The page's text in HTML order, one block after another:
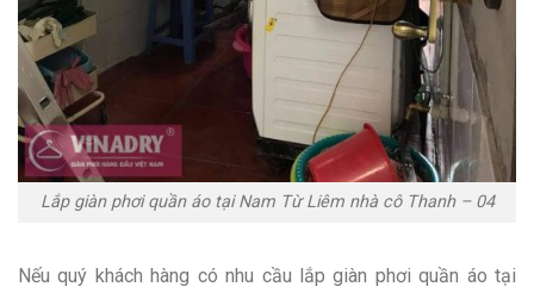
Lắp giàn phơi quần áo tại Nam Từ Liêm nhà cô Thanh – 04
Nếu quý khách hàng có nhu cầu lắp giàn phơi quần áo tại